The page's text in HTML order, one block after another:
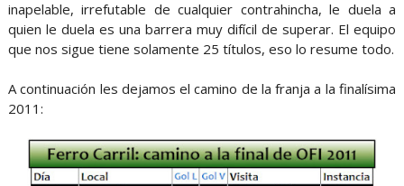
inapelable, irrefutable de cualquier contrahincha, le duela a
quien le duela es una barrera muy difícil de superar. El equipo
que nos sigue tiene solamente 25 títulos, eso lo resume todo.
A continuación les dejamos el camino de la franja a la finalísima
2011: